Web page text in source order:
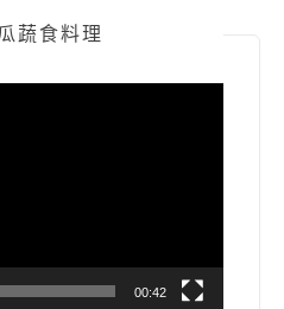
蔬食料理
00:42